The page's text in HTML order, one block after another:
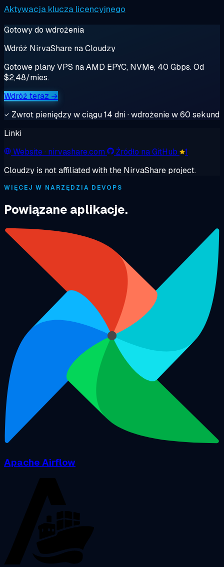
Aktywacja klucza licencyjnego
Gotowy do wdrożenia
Wdróż NirvaShare na Cloudzy
Gotowe plany VPS na AMD EPYC, NVMe, 40 Gbps. Od
$2,48/mies.
Wdróż teraz →
Zwrot pieniędzy w ciągu 14 dni · wdrożenie w 60 sekund
Linki
Website· nirvashare.com Źródło na GitHub
1
Cloudzy is not affiliated with the NirvaShare project.
WIĘCEJ W NARZĘDZIA DEVOPS
Powiązane aplikacje.
Apache Airflow